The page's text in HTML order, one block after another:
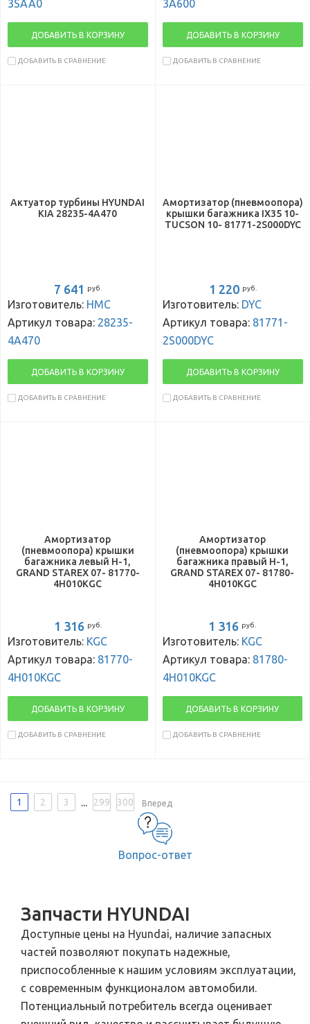
3SAA0
ДОБАВИТЬ В КОРЗИНУ
ДОБАВИТЬ В СРАВНЕНИЕ
3A600
ДОБАВИТЬ В КОРЗИНУ
ДОБАВИТЬ В СРАВНЕНИЕ
Актуатор турбины HYUNDAI
KIA 28235-4A470
7 641 руб.
Изготовитель: HMC
Артикул товара: 28235-
4A470
ДОБАВИТЬ В КОРЗИНУ
ДОБАВИТЬ В СРАВНЕНИЕ
Амортизатор (пневмоопора)
крышки багажника IX35 10-
TUCSON 10- 81771-2S000DYC
1 220 руб.
Изготовитель: DYC
Артикул товара: 81771-
2S000DYC
ДОБАВИТЬ В КОРЗИНУ
ДОБАВИТЬ В СРАВНЕНИЕ
Амортизатор
(пневмоопора) крышки
багажника левый H-1,
GRAND STAREX 07- 81770-
4H010KGC
1 316 руб.
Изготовитель: KGC
Артикул товара: 81770-
4H010KGC
ДОБАВИТЬ В КОРЗИНУ
ДОБАВИТЬ В СРАВНЕНИЕ
Амортизатор
(пневмоопора) крышки
багажника правый H-1,
GRAND STAREX 07- 81780-
4H010KGC
1 316 руб.
Изготовитель: KGC
Артикул товара: 81780-
4H010KGC
ДОБАВИТЬ В КОРЗИНУ
ДОБАВИТЬ В СРАВНЕНИЕ
1 2 3 ... 299 300 Вперед
Вопрос-ответ
Запчасти HYUNDAI
Доступные цены на Hyundai, наличие запасных
частей позволяют покупать надежные,
приспособленные к нашим условиям эксплуатации,
с современным функционалом автомобили.
Потенциальный потребитель всегда оценивает